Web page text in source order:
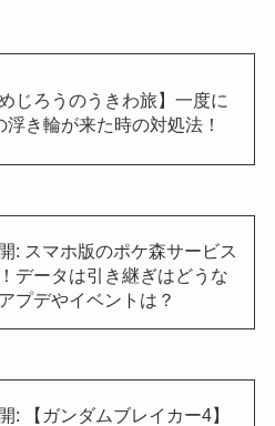
めじろうのうきわ旅】一度に
浮き輪が来た時の対処法！
: スマホ版のポケ森サービス
データは引き継ぎはどうな
プデやイベントは？
: 【ガンダムブレイカー4】